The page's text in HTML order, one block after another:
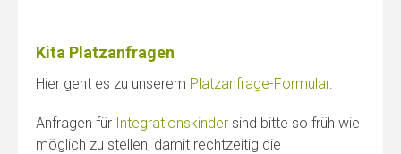
Kita Platzanfragen
Hier geht es zu unserem Platzanfrage-Formular.
Anfragen für Integrationskinder sind bitte so früh wie
möglich zu stellen, damit rechtzeitig die